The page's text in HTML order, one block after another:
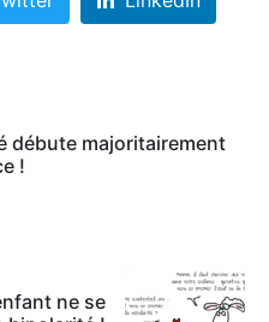
débute majoritairement
!
ne se